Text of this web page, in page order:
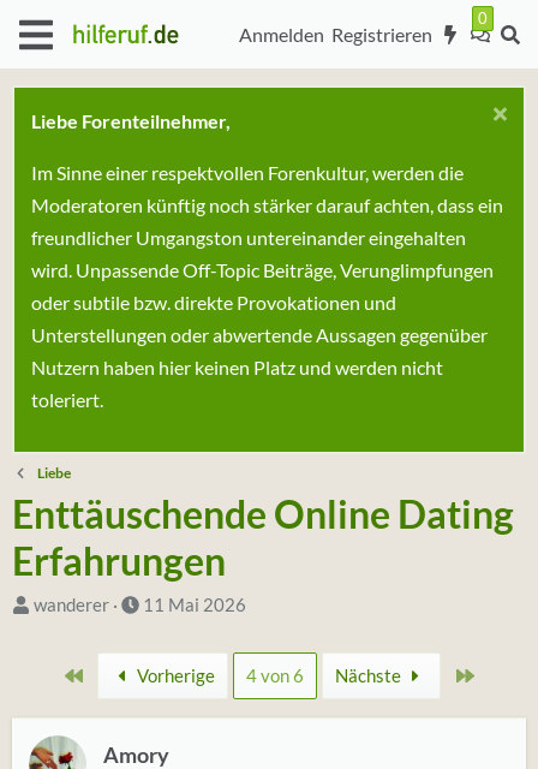
Anmelden Registrieren
Liebe Forenteilnehmer,
Im Sinne einer respektvollen Forenkultur, werden die
Moderatoren künftig noch stärker darauf achten, dass ein
freundlicher Umgangston untereinander eingehalten
wird. Unpassende Off-Topic Beiträge, Verunglimpfungen
oder subtile bzw. direkte Provokationen und
Unterstellungen oder abwertende Aussagen gegenüber
Nutzern haben hier keinen Platz und werden nicht
toleriert.
Liebe
Enttäuschende Online Dating
Erfahrungen
S
t
e
wanderer
D
u
m
S
11 Mai 2026
Erste Vorherige 4 von 6 Nächste
Amory